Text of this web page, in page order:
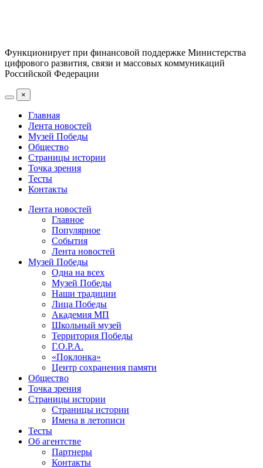
Функционирует при финансовой поддержке Министерства
цифрового развития, связи и массовых коммуникаций
Российской Федерации
×
Главная
Лента новостей
Музей Победы
Общество
Страницы истории
Точка зрения
Тесты
Контакты
Лента новостей
Главное
Популярное
События
Лента новостей
Музей Победы
Одна на всех
Музей Победы
Наши традиции
Лица Победы
Академия МП
Школьный музей
Территория Победы
Г.О.Р.А.
«Поклонка»
Центр сохранения памяти
Общество
Точка зрения
Страницы истории
Страницы истории
Имена в летописи
Тесты
Об агентстве
Партнеры
Контакты